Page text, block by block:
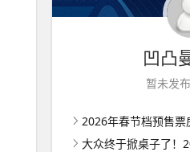
凹凸
暂未发
2026年春节档预售票房破2亿：《飞
大众终于掀桌子了！2026款宝